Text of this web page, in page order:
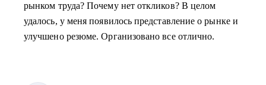
рынком труда? Почему нет откликов? В целом
удалось, у меня появилось представление о рынке и
улучшено резюме. Организовано все отлично.